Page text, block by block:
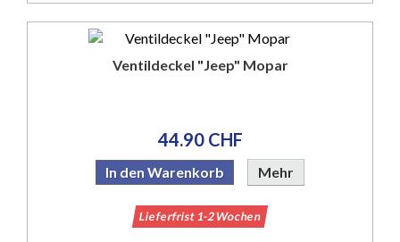
Ventildeckel "Jeep" Mopar
44.90 CHF
In den Warenkorb Mehr
Lieferfrist 1-2 Wochen